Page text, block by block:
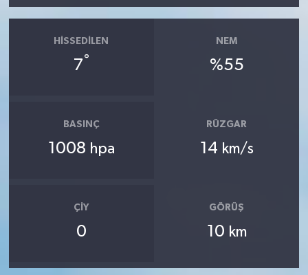
HISSEDILEN
7°
NEM
%55
BASINÇ
1008 hpa
RÜZGAR
14 km/s
ÇIY
0
GÖRÜŞ
10 km